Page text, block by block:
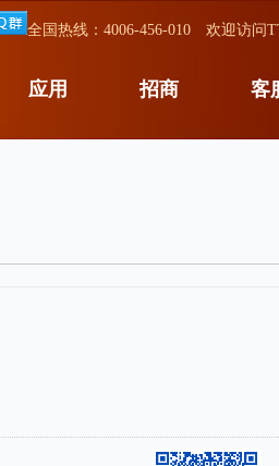
应用 招商 客
全国热线：4006-456-010 欢迎访